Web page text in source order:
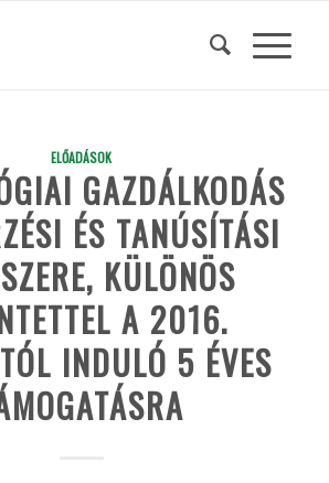
ELŐADÁSOK
GAZDÁLKODÁS
ÉS TANÚSÍTÁSI
KÜLÖNÖS
A 2016.
INDULÓ 5 ÉVES